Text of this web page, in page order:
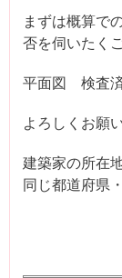
まずは概算で
否を伺いたく
平面図 検査
よろしくお願
建築家の所在
同じ都道府県